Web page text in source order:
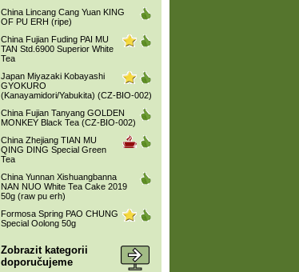
China Lincang Cang Yuan KING
OF PU ERH (ripe)
China Fujian Fuding PAI MU
TAN Std.6900 Superior White
Tea
Japan Miyazaki Kobayashi
GYOKURO
(Kanayamidori/Yabukita) (CZ-BIO-002)
China Fujian Tanyang GOLDEN
MONKEY Black Tea (CZ-BIO-002)
China Zhejiang TIAN MU
QING DING Special Green
Tea
China Yunnan Xishuangbanna
NAN NUO White Tea Cake 2019
50g (raw pu erh)
Formosa Spring PAO CHUNG
Special Oolong 50g
Zobrazit kategorii
doporučujeme